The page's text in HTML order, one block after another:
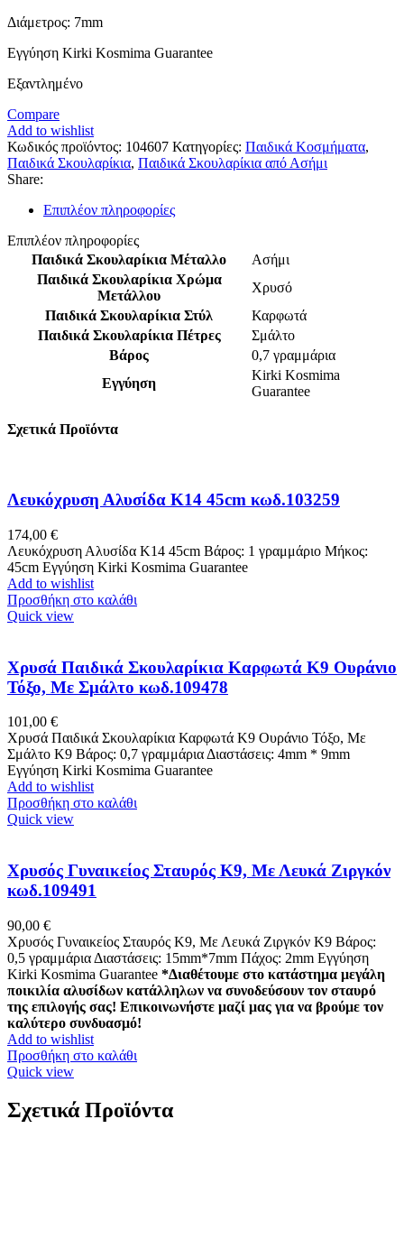
Διάμετρος: 7mm
Εγγύηση Kirki Kosmima Guarantee
Εξαντλημένο
Compare
Add to wishlist
Κωδικός προϊόντος: 104607 Κατηγορίες: Παιδικά Κοσμήματα,
Παιδικά Σκουλαρίκια, Παιδικά Σκουλαρίκια από Ασήμι
Share:
Επιπλέον πληροφορίες
Επιπλέον πληροφορίες
Παιδικά Σκουλαρίκια Μέταλλο
Ασήμι
Παιδικά Σκουλαρίκια Χρώμα
Μετάλλου
Χρυσό
Παιδικά Σκουλαρίκια Στύλ
Καρφωτά
Παιδικά Σκουλαρίκια Πέτρες
Σμάλτο
Βάρος
0,7 γραμμάρια
Εγγύηση
Kirki Kosmima
Guarantee
Σχετικά Προϊόντα
Λευκόχρυση Αλυσίδα Κ14 45cm κωδ.103259
174,00 €
Λευκόχρυση Αλυσίδα Κ14 45cm Βάρος: 1 γραμμάριo Μήκος:
45cm Εγγύηση Kirki Kosmima Guarantee
Add to wishlist
Προσθήκη στο καλάθι
Quick view
Χρυσά Παιδικά Σκουλαρίκια Καρφωτά Κ9 Ουράνιο
Τόξο, Με Σμάλτο κωδ.109478
101,00 €
Χρυσά Παιδικά Σκουλαρίκια Καρφωτά Κ9 Ουράνιο Τόξο, Με
Σμάλτο K9 Βάρος: 0,7 γραμμάρια Διαστάσεις: 4mm * 9mm
Εγγύηση Kirki Kosmima Guarantee
Add to wishlist
Προσθήκη στο καλάθι
Quick view
Χρυσός Γυναικείος Σταυρός Κ9, Με Λευκά Ζιργκόν
κωδ.109491
90,00 €
Χρυσός Γυναικείος Σταυρός Κ9, Με Λευκά Ζιργκόν K9 Βάρος:
0,5 γραμμάρια Διαστάσεις: 15mm*7mm Πάχος: 2mm Εγγύηση
Kirki Kosmima Guarantee *Διαθέτουμε στο κατάστημα μεγάλη
ποικιλία αλυσίδων κατάλληλων να συνοδεύσουν τον σταυρό
της επιλογής σας! Επικοινωνήστε μαζί μας για να βρούμε τον
καλύτερο συνδυασμό!
Add to wishlist
Προσθήκη στο καλάθι
Quick view
Σχετικά Προϊόντα